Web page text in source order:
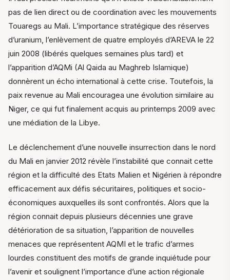
pas de lien direct ou de coordination avec les mouvements
Touaregs au Mali. L’importance stratégique des réserves
d’uranium, l’enlèvement de quatre employés d’AREVA le 22
juin 2008 (libérés quelques semaines plus tard) et
l’apparition d’AQMi (Al Qaida au Maghreb Islamique)
donnèrent un écho international à cette crise. Toutefois, la
paix revenue au Mali encouragea une évolution similaire au
Niger, ce qui fut finalement acquis au printemps 2009 avec
une médiation de la Libye.
Le déclenchement d’une nouvelle insurrection dans le nord
du Mali en janvier 2012 révèle l’instabilité que connait cette
région et la difficulté des Etats Malien et Nigérien à répondre
efficacement aux défis sécuritaires, politiques et socio-
économiques auxquelles ils sont confrontés. Alors que la
région connait depuis plusieurs décennies une grave
détérioration de sa situation, l’apparition de nouvelles
menaces que représentent AQMI et le trafic d’armes
lourdes constituent des motifs de grande inquiétude pour
l’avenir et soulignent l’importance d’une action régionale